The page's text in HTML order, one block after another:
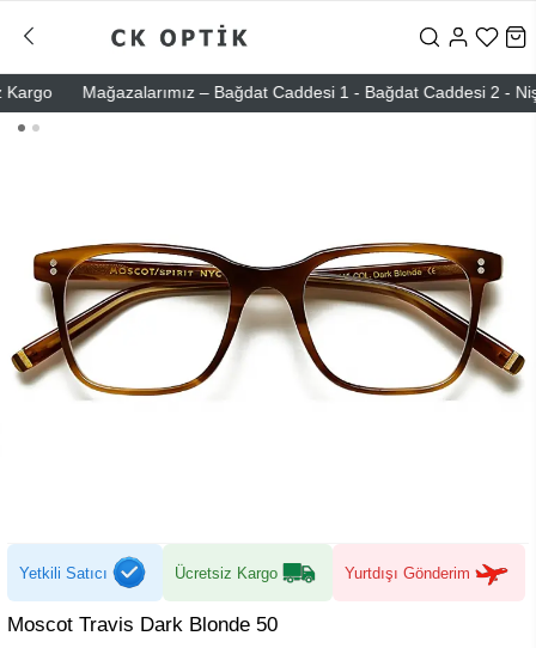
Mağazalarımız – Bağdat Caddesi 1 - Bağdat Caddesi 2 -
Yetkili Satıcı Ücretsiz Kargo Yurtdışı Gönderim
Moscot Travis Dark Blonde 50